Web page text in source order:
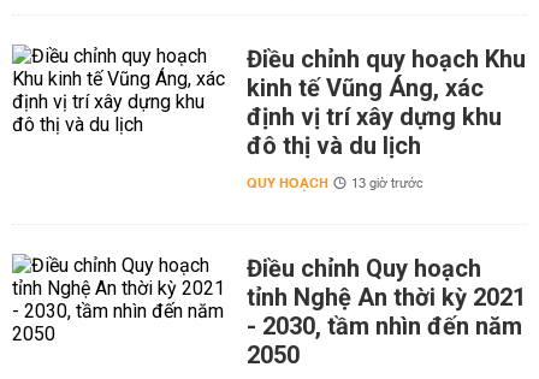
Điều chỉnh quy hoạch Khu
kinh tế Vũng Áng, xác
định vị trí xây dựng khu
đô thị và du lịch
QUY HOẠCH 13 giờ trước
Điều chỉnh Quy hoạch
tỉnh Nghệ An thời kỳ 2021
- 2030, tầm nhìn đến năm
2050